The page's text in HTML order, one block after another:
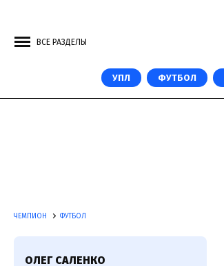
ВСЕ РАЗДЕЛЫ
УПЛ ФУТБОЛ
ЧЕМПИОН ФУТБОЛ
ОЛЕГ САЛЕНКО